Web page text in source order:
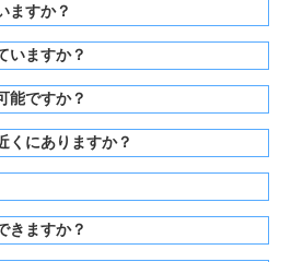
ますか？
いますか？
能ですか？
くにありますか？
きますか？